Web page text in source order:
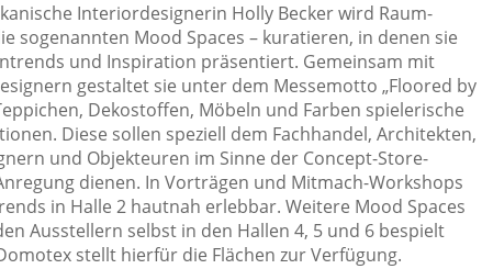
Interiordesignerin Holly Becker wird Raum-
sogenannten Mood Spaces – kuratieren, in denen sie
und Inspiration präsentiert. Gemeinsam mit
gestaltet sie unter dem Messemotto „Floored by
Dekostoffen, Möbeln und Farben spielerische
Diese sollen speziell dem Fachhandel, Architekten,
und Objekteuren im Sinne der Concept-Store-
dienen. In Vorträgen und Mitmach-Workshops
in Halle 2 hautnah erlebbar. Weitere Mood Spaces
Ausstellern selbst in den Hallen 4, 5 und 6 bespielt
stellt hierfür die Flächen zur Verfügung.